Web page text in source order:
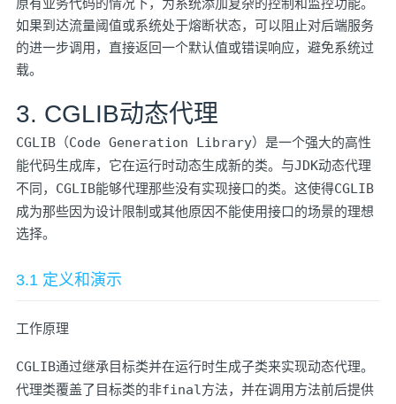
原有业务代码的情况下，为系统添加复杂的控制和监控功能。
如果到达流量阈值或系统处于熔断状态，可以阻止对后端服务
的进一步调用，直接返回一个默认值或错误响应，避免系统过
载。
3. CGLIB动态代理
CGLIB （Code Generation Library）是一个强大的高性
能代码生成库，它在运行时动态生成新的类。与JDK动态代理
不同， CGLIB能够代理那些没有实现接口的类。这使得CGLIB
成为那些因为设计限制或其他原因不能使用接口的场景的理想
选择。
3.1 定义和演示
工作原理
CGLIB通过继承目标类并在运行时生成子类来实现动态代理。
代理类覆盖了目标类的非final方法，并在调用方法前后提供